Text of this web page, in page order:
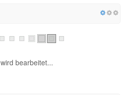
wird bearbeitet...